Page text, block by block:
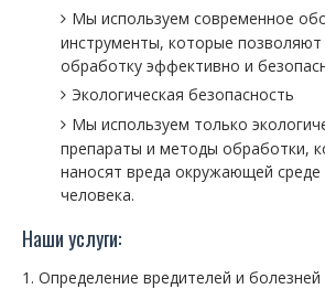
Мы используем современное
инструменты, которые
обработку эффективно и
Экологическая безопасность
Мы используем только
препараты и методы обработки,
наносят вреда окружающей
человека.
Наши услуги:
Определение вредителей и болезней